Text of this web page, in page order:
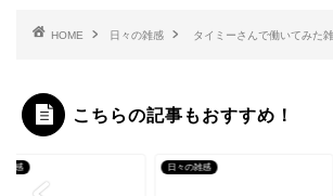
HOME 日々の雑感 タイミーさんで働いてみた
こちらの記事もおすすめ！
雑感 日々の雑感